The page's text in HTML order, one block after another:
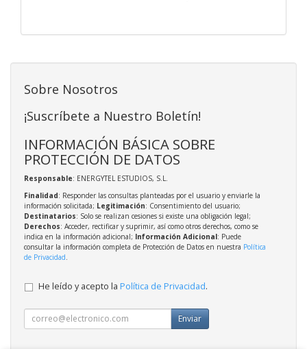
Sobre Nosotros
¡Suscríbete a Nuestro Boletín!
INFORMACIÓN BÁSICA SOBRE
PROTECCIÓN DE DATOS
Responsable: ENERGYTEL ESTUDIOS, S.L.
Finalidad: Responder las consultas planteadas por el usuario y enviarle la
información solicitada; Legitimación: Consentimiento del usuario;
Destinatarios: Solo se realizan cesiones si existe una obligación legal;
Derechos: Acceder, rectificar y suprimir, así como otros derechos, como se
indica en la información adicional; Información Adicional: Puede
consultar la información completa de Protección de Datos en nuestra Política
de Privacidad
He leído y acepto la Política de Privacidad.
Enviar